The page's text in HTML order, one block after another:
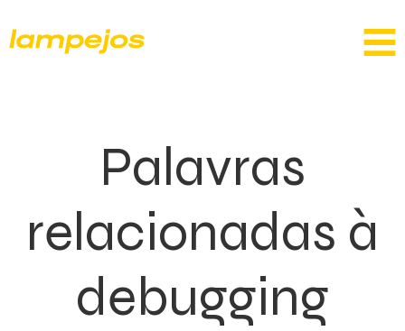
Palavras
relacionadas à
debugging